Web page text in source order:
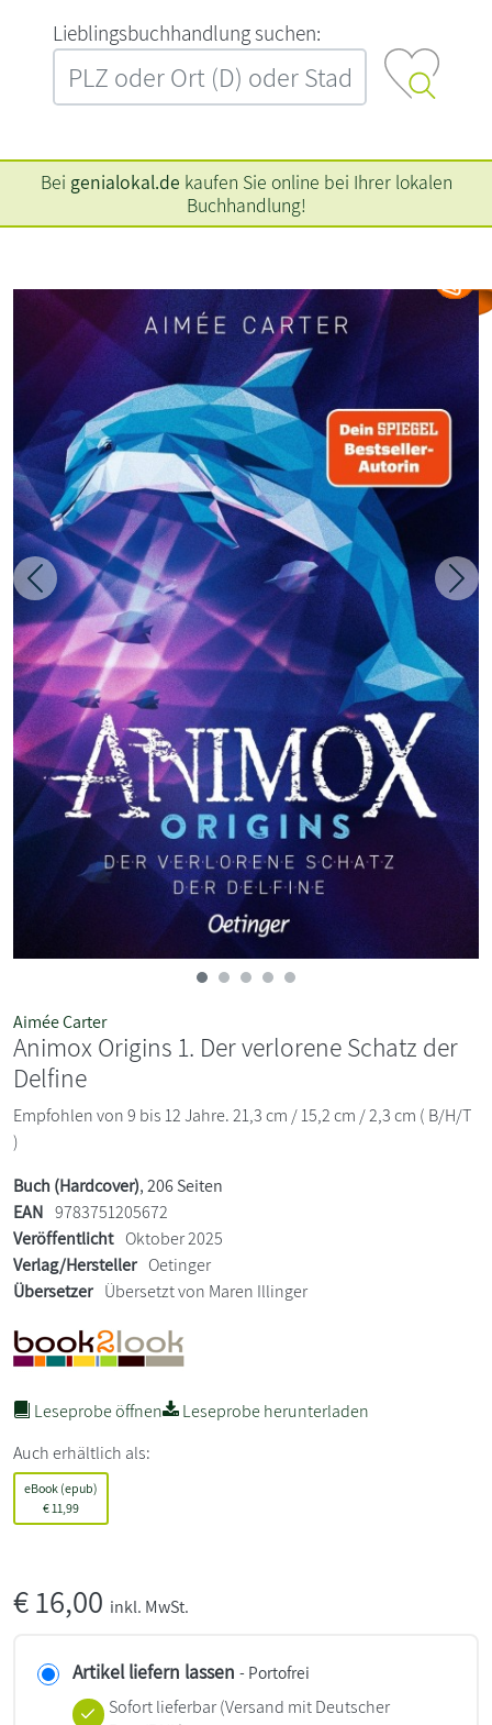
L‍i‍e‍b‍l‍i‍n‍g‍s‍b‍u‍c‍h‍h‍a‍n‍d‍l‍u‍n‍g‍ ‍s‍u‍c‍h‍e‍n‍:‍
Bei genialokal.de kaufen Sie online bei Ihrer lokalen
Buchhandlung!
Zurück
Aimée Carter
Animox Origins 1. Der verlorene Schatz der
Delfine
Empfohlen von 9 bis 12 Jahre. 21,3 cm / 15,2 cm / 2,3 cm ( B/H/T
)
Buch (Hardcover), 206 Seiten
EAN 9783751205672
Veröffentlicht Oktober 2025
Verlag/Hersteller Oetinger
Übersetzer Übersetzt von Maren Illinger
Leseprobe öffnen
Leseprobe herunterladen
Auch erhältlich als:
eBook (epub)
€ 11,99
€16,00 inkl. MwSt.
Artikel liefern lassen - Portofrei
Sofort lieferbar(Versand mit Deutscher